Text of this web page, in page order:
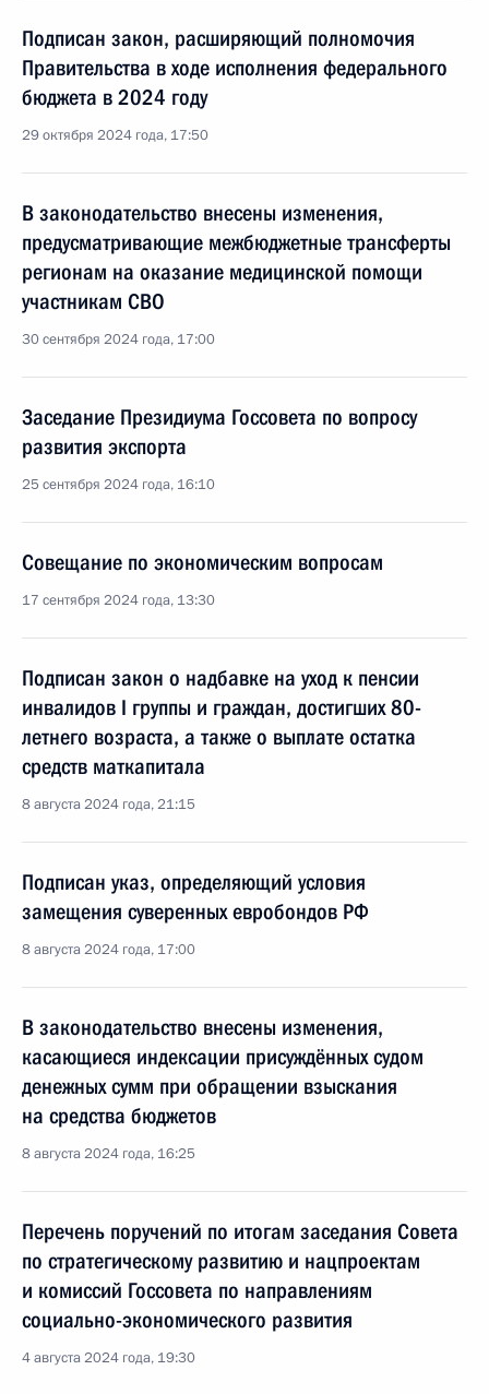
Подписан закон, расширяющий полномочия
Правительства в ходе исполнения федерального
бюджета в 2024 году
29 октября 2024 года, 17:50
В законодательство внесены изменения,
предусматривающие межбюджетные трансферты
регионам на оказание медицинской помощи
участникам СВО
30 сентября 2024 года, 17:00
Заседание Президиума Госсовета по вопросу
развития экспорта
25 сентября 2024 года, 16:10
Совещание по экономическим вопросам
17 сентября 2024 года, 13:30
Подписан закон о надбавке на уход к пенсии
инвалидов I группы и граждан, достигших 80-
летнего возраста, а также о выплате остатка
средств маткапитала
8 августа 2024 года, 21:15
Подписан указ, определяющий условия
замещения суверенных евробондов РФ
8 августа 2024 года, 17:00
В законодательство внесены изменения,
касающиеся индексации присуждённых судом
денежных сумм при обращении взыскания
на средства бюджетов
8 августа 2024 года, 16:25
Перечень поручений по итогам заседания Совета
по стратегическому развитию и нацпроектам
и комиссий Госсовета по направлениям
социально-экономического развития
4 августа 2024 года, 19:30